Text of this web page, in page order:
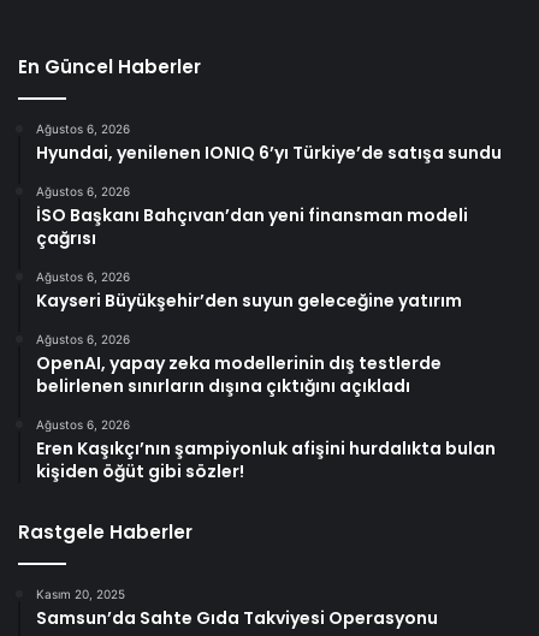
En Güncel Haberler
Ağustos 6, 2026
Hyundai, yenilenen IONIQ 6’yı Türkiye’de satışa sundu
Ağustos 6, 2026
İSO Başkanı Bahçıvan’dan yeni finansman modeli
çağrısı
Ağustos 6, 2026
Kayseri Büyükşehir’den suyun geleceğine yatırım
Ağustos 6, 2026
OpenAI, yapay zeka modellerinin dış testlerde
belirlenen sınırların dışına çıktığını açıkladı
Ağustos 6, 2026
Eren Kaşıkçı’nın şampiyonluk afişini hurdalıkta bulan
kişiden öğüt gibi sözler!
Rastgele Haberler
Kasım 20, 2025
Samsun’da Sahte Gıda Takviyesi Operasyonu